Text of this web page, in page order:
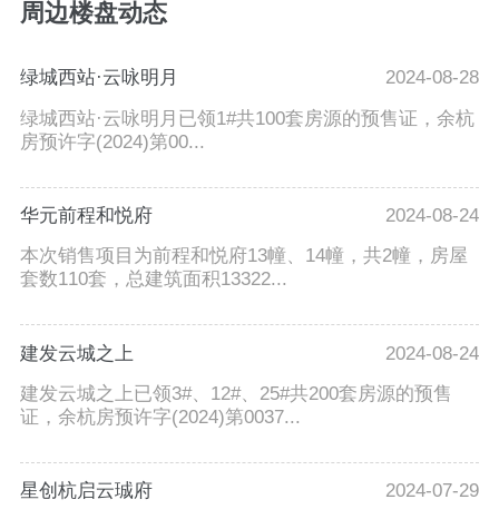
周边楼盘动态
绿城西站·云咏明月
2024-08-28
绿城西站·云咏明月已领1#共100套房源的预售证，余杭
房预许字(2024)第00...
华元前程和悦府
2024-08-24
本次销售项目为前程和悦府13幢、14幢，共2幢，房屋
套数110套，总建筑面积13322...
建发云城之上
2024-08-24
建发云城之上已领3#、12#、25#共200套房源的预售
证，余杭房预许字(2024)第0037...
星创杭启云珹府
2024-07-29